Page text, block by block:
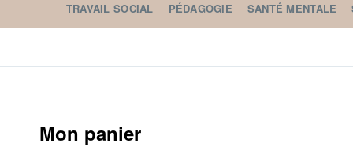
TRAVAIL SOCIAL PÉDAGOGIE SANTÉ MENTALE
Mon panier